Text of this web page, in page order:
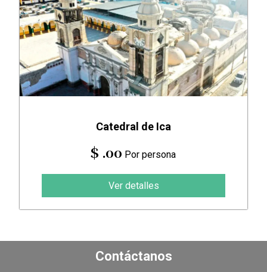
Catedral de Ica
$ .00 Por persona
Ver detalles
Contáctanos